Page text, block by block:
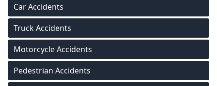
Car Accidents
Truck Accidents
Motorcycle Accidents
Pedestrian Accidents